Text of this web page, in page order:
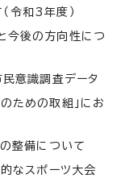
令和3年度）
今後の方向性につ
意識調査データ
ための取組」にお
整備について
的なスポーツ大会